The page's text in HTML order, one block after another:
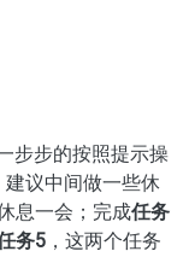
步步的按照提示操
议中间做一些休
息一会；完成任务
务5 ，这两个任务